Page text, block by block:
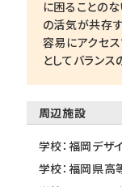
に困ることの
の活気が共存
容易にアクセ
としてバランス
周辺施設
学校：福岡デ
学校：福岡県